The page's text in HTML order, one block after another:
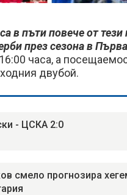
в пъти повече от
през сезона в
часа, а
двубой.
- ЦСКА 2:0
смело прогнозира